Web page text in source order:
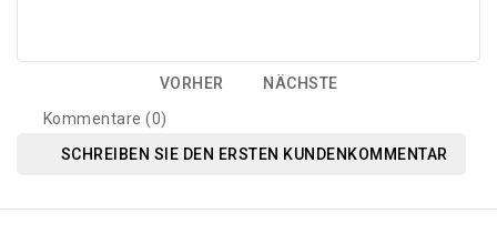
VORHER
NÄCHSTE
Kommentare (0)
SCHREIBEN SIE DEN ERSTEN KUNDENKOMMENTAR